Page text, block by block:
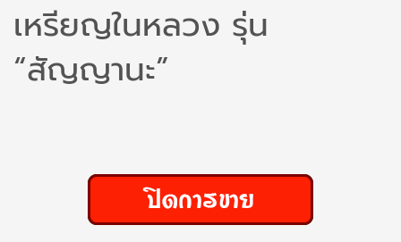
เหรียญในหลวง รุ่น
“สัญญานะ”